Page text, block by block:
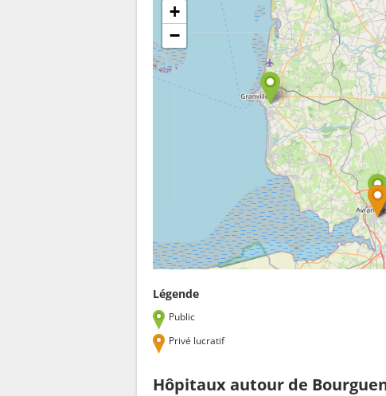
+
−
Légende
Public
Privé lucratif
Hôpitaux autour de